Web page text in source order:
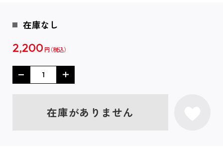
在庫なし
2,200 円
在庫がありません